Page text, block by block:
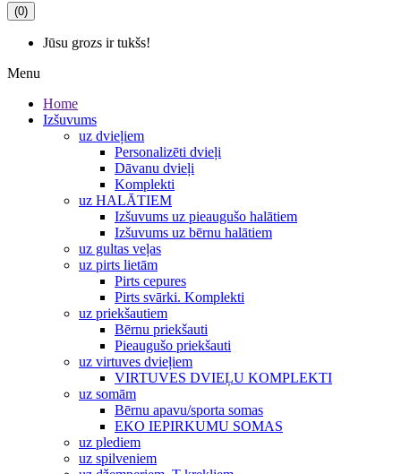
(0)
Jūsu grozs ir tukšs!
Menu
Home
Izšuvums
uz dvieļiem
Personalizēti dvieļi
Dāvanu dvieļi
Komplekti
uz HALĀTIEM
Izšuvums uz pieaugušo halātiem
Izšuvums uz bērnu halātiem
uz gultas veļas
uz pirts lietām
Pirts cepures
Pirts svārki. Komplekti
uz priekšautiem
Bērnu priekšauti
Pieaugušo priekšauti
uz virtuves dvieļiem
VIRTUVES DVIEĻU KOMPLEKTI
uz somām
Bērnu apavu/sporta somas
EKO IEPIRKUMU SOMAS
uz plediem
uz spilveniem